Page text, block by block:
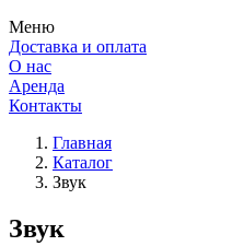
Меню
Доставка и оплата
О нас
Аренда
Контакты
Главная
Каталог
Звук
Звук